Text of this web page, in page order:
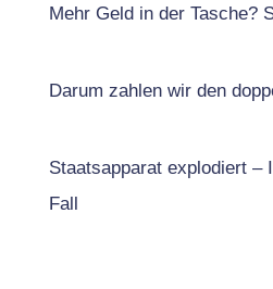
Mehr Geld in der Tasche?
Darum zahlen wir den
Staatsapparat explodiert –
Fall